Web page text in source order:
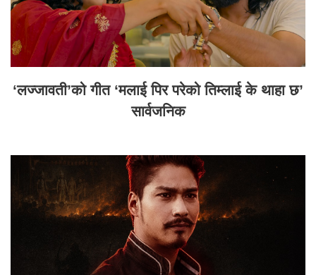
‘लज्जावती’को गीत ‘मलाई पिर परेको तिम्लाई के थाहा छ’
सार्वजनिक